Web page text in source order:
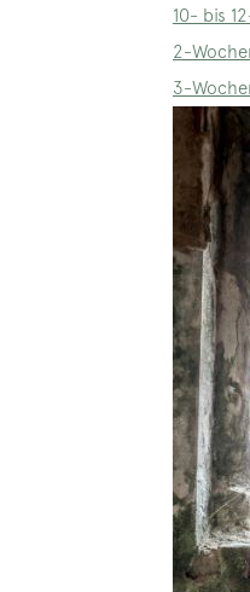
10- bis
2-
3-